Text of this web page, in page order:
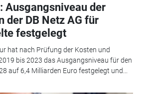
Ausgangsniveau der
der DB Netz AG für
festgelegt
hat nach Prüfung der Kosten und
bis 2023 das Ausgangsniveau für den
auf 6,4 Milliarden Euro festgelegt und...